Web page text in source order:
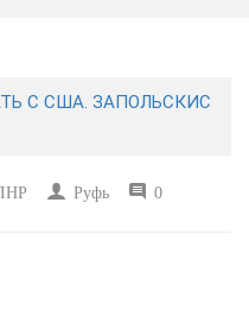
С США. ЗАПОЛЬСКИС
Руфь 0